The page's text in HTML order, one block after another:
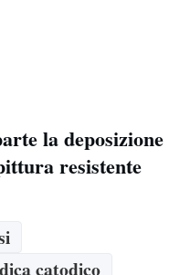
la deposizione
resistente
catodico